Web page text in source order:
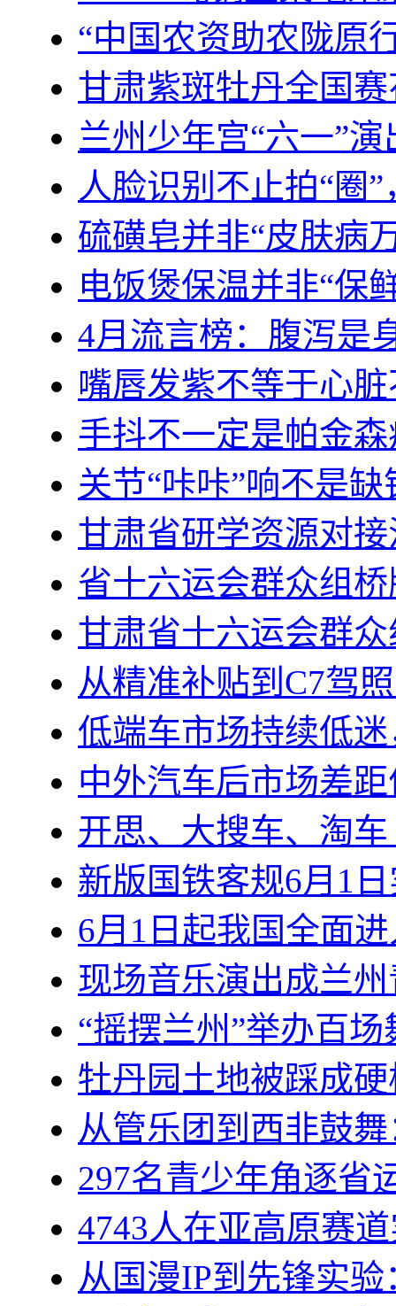
“中国农资助农陇原
甘肃紫斑牡丹全国
兰州少年宫“六一”
人脸识别不止拍“圈
硫磺皂并非“皮肤病
电饭煲保温并非“保
4月流言榜：腹泻是
嘴唇发紫不等于心
手抖不一定是帕金
关节“咔咔”响不是
甘肃省研学资源对
省十六运会群众组
甘肃省十六运会群
从精准补贴到C7驾
低端车市场持续低
中外汽车后市场差
开思、大搜车、淘
新版国铁客规6月1
6月1日起我国全面
现场音乐演出成兰
“摇摆兰州”举办百
牡丹园土地被踩成
从管乐团到西非鼓
297名青少年角逐省
4743人在亚高原赛
从国漫IP到先锋实